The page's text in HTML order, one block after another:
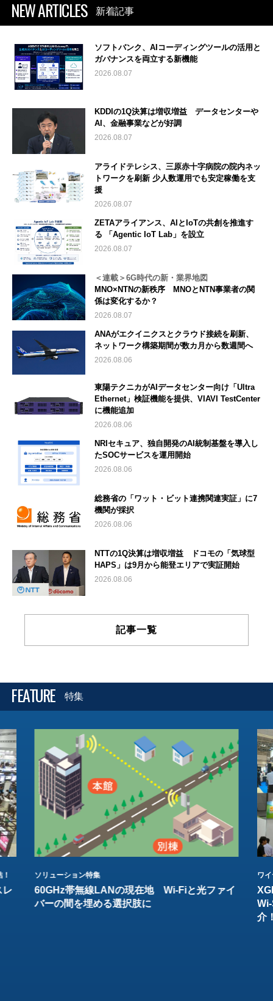
NEW ARTICLES 新着記事
ソフトバンク、AIコーディングツールの活用と
ガバナンスを両立する新機能
2026.08.07
KDDIの1Q決算は増収増益 データセンターや
AI、金融事業などが好調
2026.08.07
アライドテレシス、三原赤十字病院の院内ネッ
トワークを刷新 少人数運用でも安定稼働を支
援
2026.08.07
ZETAアライアンス、AIとIoTの共創を推進す
る 「Agentic IoT Lab」を設立
2026.08.07
＜連載＞6G時代の新・業界地図
MNO×NTNの新秩序 MNOとNTN事業者の関
係は変化するか？
2026.08.07
ANAがエクイニクスとクラウド接続を刷新、
ネットワーク構築期間が数カ月から数週間へ
2026.08.06
東陽テクニカがAIデータセンター向け「Ultra
Ethernet」検証機能を提供、VIAVI TestCenter
に機能追加
2026.08.06
NRIセキュア、独自開発のAI統制基盤を導入し
たSOCサービスを運用開始
2026.08.06
総務省の「ワット・ビット連携関連実証」に7
機関が採択
2026.08.06
NTTの1Q決算は増収増益 ドコモの「気球型
HAPS」は9月から能登エリアで実証開始
2026.08.06
記事一覧
FEATURE 特集
レ
ソリューション特集
60GHz帯無線LANの現在地 Wi-Fiと光ファイ
バーの間を埋める選択肢に
ワ
介